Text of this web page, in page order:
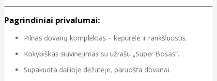
Pagrindiniai privalumai:
Pilnas dovanų komplektas – kepurėlė ir rankšluostis.
Kokybiškas siuvinėjimas su užrašu „Super Bosas“.
Supakuota dailioje dėžutėje, paruošta dovanai.